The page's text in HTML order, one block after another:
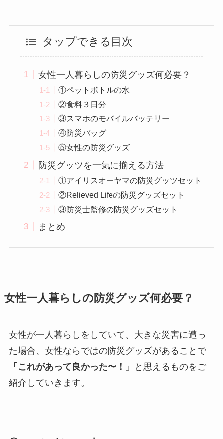
タップできる目次
女性一人暮らしの防災グッズ何必要？
①ペットボトルの水
②食料３日分
③スマホのモバイルバッテリー
④防災バッグ
⑤女性の防災グッズ
防災グッツを一気に揃える方法
①アイリスオーヤマの防災グッツセット
②Relieved Lifeの防災グッズセット
③防災士監修の防災グッズセット
まとめ
女性一人暮らしの防災グッズ何必要？
女性が一人暮らしをしていて、大きな災害に遭っ
た場合、女性ならではの防災グッズがあることで
「これがあって良かった〜！」
と思えるものをご
紹介していきます。